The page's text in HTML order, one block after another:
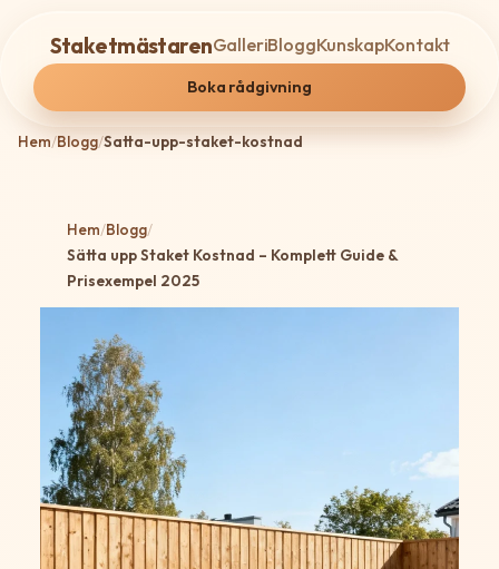
StaketmästarenGalleriBloggKunskapKontakt
Boka rådgivning
Hem/Blogg/Satta-upp-staket-kostnad
Hem/Blogg/
Sätta upp Staket Kostnad – Komplett Guide &
Prisexempel 2025